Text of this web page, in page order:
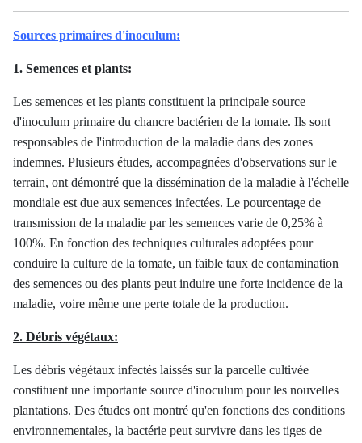
Sources primaires d'inoculum:
1. Semences et plants:
Les semences et les plants constituent la principale source
d'inoculum primaire du chancre bactérien de la tomate. Ils sont
responsables de l'introduction de la maladie dans des zones
indemnes. Plusieurs études, accompagnées d'observations sur le
terrain, ont démontré que la dissémination de la maladie à l'échelle
mondiale est due aux semences infectées. Le pourcentage de
transmission de la maladie par les semences varie de 0,25% à
100%. En fonction des techniques culturales adoptées pour
conduire la culture de la tomate, un faible taux de contamination
des semences ou des plants peut induire une forte incidence de la
maladie, voire même une perte totale de la production.
2. Débris végétaux:
Les débris végétaux infectés laissés sur la parcelle cultivée
constituent une importante source d'inoculum pour les nouvelles
plantations. Des études ont montré qu'en fonctions des conditions
environnementales, la bactérie peut survivre dans les tiges de